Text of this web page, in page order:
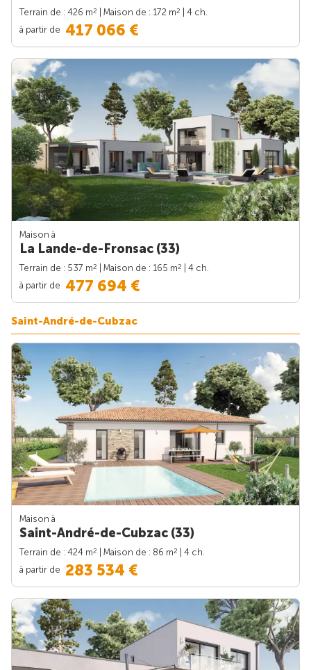
Terrain de : 426 m2 | Maison de : 172 m2
| 4 ch.
à partir de 417 066 €
Maison à
La Lande-de-Fronsac (33)
Terrain de : 537 m2 | Maison de : 165 m2
| 4 ch.
à partir de 477 694 €
Saint-André-de-Cubzac
Maison à
Saint-André-de-Cubzac (33)
Terrain de : 424 m2 | Maison de : 86 m2
| 4 ch.
à partir de 283 534 €